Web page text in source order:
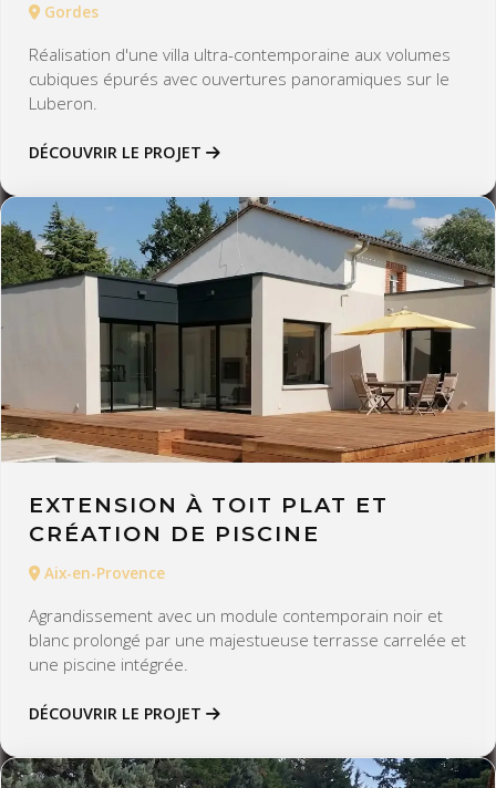
Gordes
Réalisation d'une villa ultra-contemporaine aux volumes
cubiques épurés avec ouvertures panoramiques sur le
Luberon.
DÉCOUVRIR LE PROJET
EXTENSION À TOIT PLAT ET
CRÉATION DE PISCINE
Aix-en-Provence
Agrandissement avec un module contemporain noir et
blanc prolongé par une majestueuse terrasse carrelée et
une piscine intégrée.
DÉCOUVRIR LE PROJET